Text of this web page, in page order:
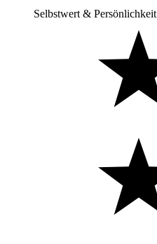
Selbstwert & Persönlichkeit